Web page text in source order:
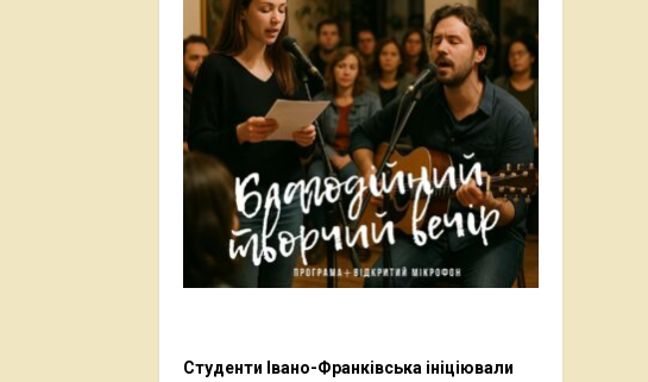
Студенти Івано-Франківська ініціювали